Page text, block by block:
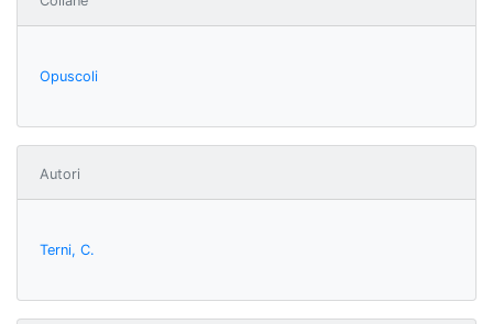
Opuscoli
Autori
Terni, C.